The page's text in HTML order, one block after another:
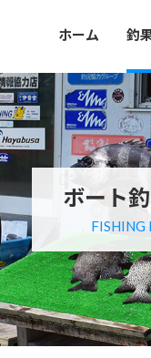
ホーム 釣
ボート
FISHING